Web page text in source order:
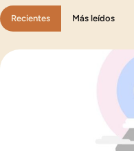
Recientes Más leídos